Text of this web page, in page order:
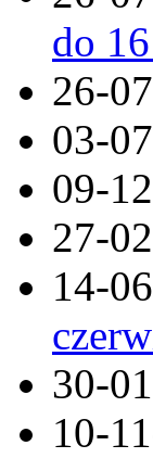
do
26-
03-
09-
27-
14-
30-
10-